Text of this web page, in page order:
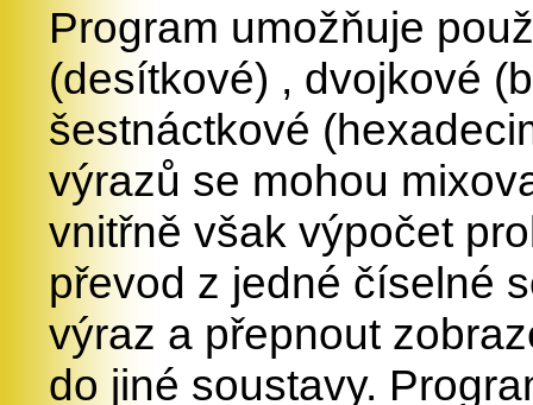
Program umožňuje
(desítkové) , dvojkové
šestnáctkové
výrazů se mohou
vnitřně však výpočet
převod z jedné číselné
výraz a přepnout
do jiné soustavy.